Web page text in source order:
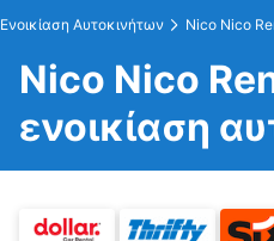
Ενοικίαση Αυτοκινήτων Nico Nico
Nico Nico
ενοικίαση